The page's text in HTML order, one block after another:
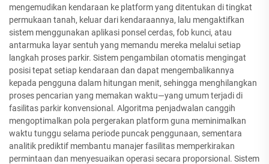
mengemudikan kendaraan ke platform yang ditentukan di tingkat
permukaan tanah, keluar dari kendaraannya, lalu mengaktifkan
sistem menggunakan aplikasi ponsel cerdas, fob kunci, atau
antarmuka layar sentuh yang memandu mereka melalui setiap
langkah proses parkir. Sistem pengambilan otomatis mengingat
posisi tepat setiap kendaraan dan dapat mengembalikannya
kepada pengguna dalam hitungan menit, sehingga menghilangkan
proses pencarian yang memakan waktu—yang umum terjadi di
fasilitas parkir konvensional. Algoritma penjadwalan canggih
mengoptimalkan pola pergerakan platform guna meminimalkan
waktu tunggu selama periode puncak penggunaan, sementara
analitik prediktif membantu manajer fasilitas memperkirakan
permintaan dan menyesuaikan operasi secara proporsional. Sistem